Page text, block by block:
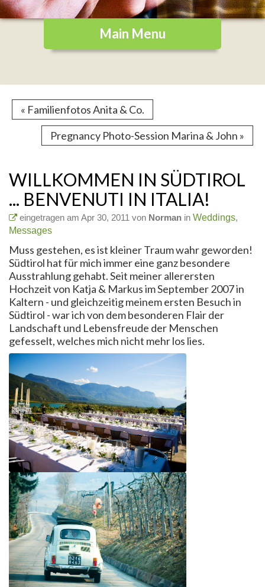
« Familienfotos Anita & Co.
Pregnancy Photo-Session Marina & John »
WILLKOMMEN IN SÜDTIROL
... BENVENUTI IN ITALIA!
eingetragen am Apr 30, 2011 von Norman in Weddings,
Messages
Muss gestehen, es ist kleiner Traum wahr geworden!
Südtirol hat für mich immer eine ganz besondere
Ausstrahlung gehabt. Seit meiner allerersten
Hochzeit von Katja & Markus im September 2007 in
Kaltern - und gleichzeitig meinem ersten Besuch in
Südtirol - war ich von dem besonderen Flair der
Landschaft und Lebensfreude der Menschen
gefesselt, welches mich nicht mehr los lies.